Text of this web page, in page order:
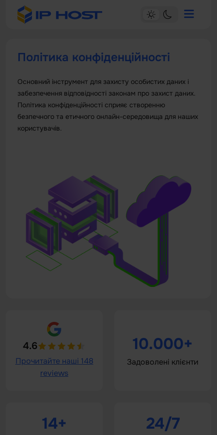
Політика конфіденційності
Основний інструмент для захисту особистих даних і
забезпечення відповідності законам про захист даних.
Політика конфіденційності сприяє створенню
безпечного та етичного онлайн-середовища для наших
користувачів.
4.6
Прочитайте наші 148
reviews
10.000+
Задоволені клієнти
14+ 24/7